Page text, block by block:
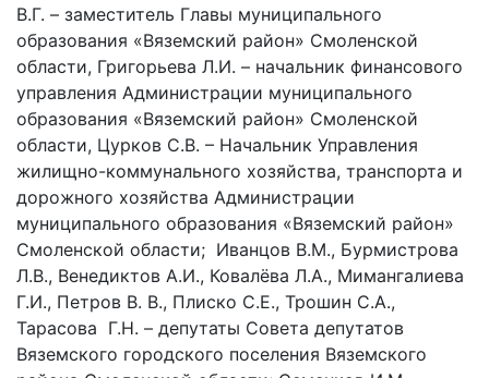
В.Г. – заместитель Главы муниципального
образования «Вяземский район» Смоленской
области, Григорьева Л.И. – начальник финансового
управления Администрации муниципального
образования «Вяземский район» Смоленской
области, Цурков С.В. – Начальник Управления
жилищно-коммунального хозяйства, транспорта и
дорожного хозяйства Администрации
муниципального образования «Вяземский район»
Смоленской области; Иванцов В.М., Бурмистрова
Л.В., Венедиктов А.И., Ковалёва Л.А., Мимангалиева
Г.И., Петров В. В., Плиско С.Е., Трошин С.А.,
Тарасова Г.Н. – депутаты Совета депутатов
Вяземского городского поселения Вяземского